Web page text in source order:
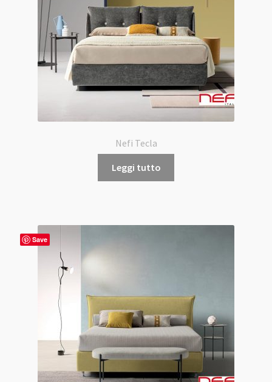
Nefi Tecla
Leggi tutto
Save